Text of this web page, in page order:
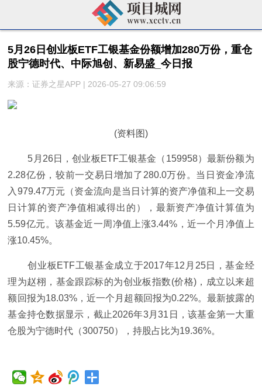
5月26日创业板ETF工银基金份额增加280万份，重仓
股宁德时代、中际旭创、新易盛_今日报
来源：证券之星APP | 2026-05-27 09:06:59
(资料图)
5月26日，创业板ETF工银基金（159958）最新份额为
2.28亿份，较前一交易日增加了280.0万份。当日资金净流
入979.47万元（资金流向是当日计算的资产净值和上一交易
日计算的资产净值相减得出的），最新资产净值计算值为
5.59亿元。该基金近一周净值上涨3.44%，近一个月净值上
涨10.45%。
创业板ETF工银基金成立于2017年12月25日，基金经
理为赵栩，基金跟踪标的为创业板指数(价格)，成立以来超
额回报为18.03%，近一个月超额回报为0.22%。最新披露的
基金持仓数据显示，截止2026年3月31日，该基金第一大重
仓股为宁德时代（300750），持股占比为19.36%。